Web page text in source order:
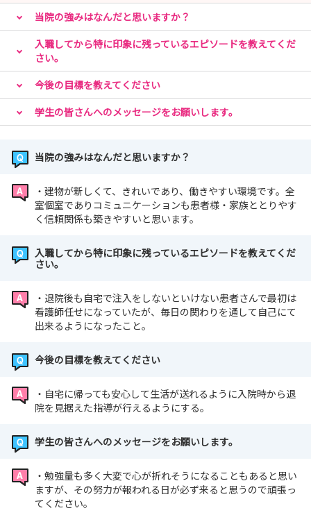
救急／HCU／小児科／周術期看護/がん看護/緩和ケ
ア・・・・
あなたの『気になる看護』に寄り添います
🌻インターンシップ・見学会のご案内🌻
【開催日程】
8月22日（土）
インターンシップ 9:00～12:00
シャドーイングにて現場体験
安心の少人数制
🌻開催10日前までに応募🌻
🌷採用試験について🌷
【採用試験日】
・令和8年6月13日（土）…終了しました
・令和8年10月31日（土）
【提出書類】
免許取得予定者：卒業見込み証明書及び成績証明書
🌷採用試験の10日前までに必着🌷
当院の強みはなんだと思いますか？
入職してから特に印象に残っているエピソードを教えてくだ
さい。
今後の目標を教えてください
学生の皆さんへのメッセージをお願いします。
当院の強みはなんだと思いますか？
・建物が新しくて、きれいであり、働きやすい環境です。全
室個室でありコミュニケーションも患者様・家族ととりやす
く信頼関係も築きやすいと思います。
入職してから特に印象に残っているエピソードを教えてくだ
さい。
・退院後も自宅で注入をしないといけない患者さんで最初は
看護師任せになっていたが、毎日の関わりを通して自己にて
出来るようになったこと。
今後の目標を教えてください
・自宅に帰っても安心して生活が送れるように入院時から退
院を見据えた指導が行えるようにする。
学生の皆さんへのメッセージをお願いします。
・勉強量も多く大変で心が折れそうになることもあると思い
ますが、その努力が報われる日が必ず来ると思うので頑張っ
てください。